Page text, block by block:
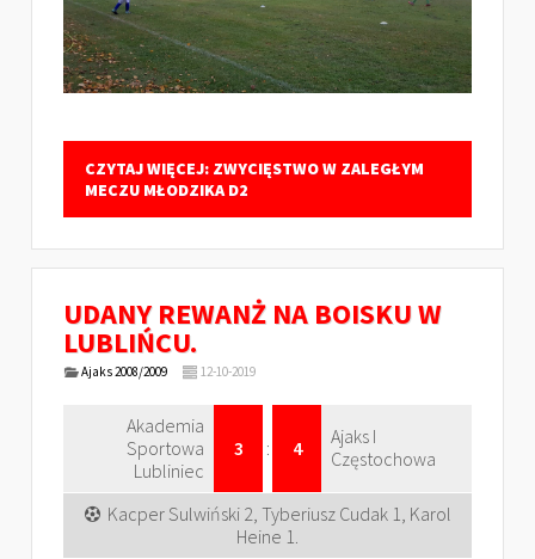
CZYTAJ WIĘCEJ: ZWYCIĘSTWO W ZALEGŁYM
MECZU MŁODZIKA D2
UDANY REWANŻ NA BOISKU W
LUBLIŃCU.
Ajaks 2008/2009 12-10-2019
Akademia
Sportowa
Lubliniec
3 : 4
Ajaks I
Częstochowa
Kacper Sulwiński 2, Tyberiusz Cudak 1, Karol
Heine 1.